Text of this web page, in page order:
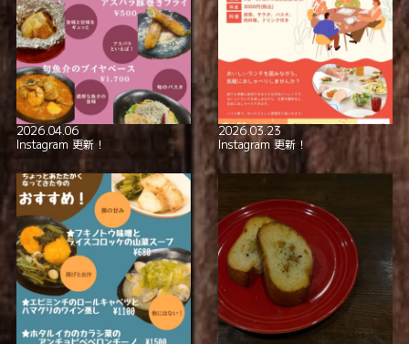
2026.04.06
Instagram 更新！
2026.03.23
Instagram 更新！